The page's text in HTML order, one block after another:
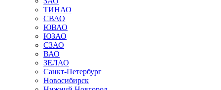
ТИНАО
СВАО
ЮВАО
ЮЗАО
СЗАО
ВАО
ЗЕЛАО
Санкт-Петербург
Новосибирск